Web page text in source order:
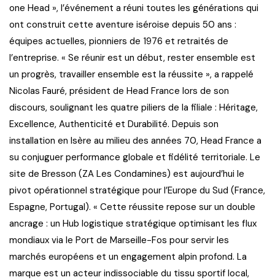
one Head », l’événement a réuni toutes les générations qui
ont construit cette aventure iséroise depuis 50 ans :
équipes actuelles, pionniers de 1976 et retraités de
l’entreprise. « Se réunir est un début, rester ensemble est
un progrès, travailler ensemble est la réussite », a rappelé
Nicolas Fauré, président de Head France lors de son
discours, soulignant les quatre piliers de la filiale : Héritage,
Excellence, Authenticité et Durabilité. Depuis son
installation en Isère au milieu des années 70, Head France a
su conjuguer performance globale et fidélité territoriale. Le
site de Bresson (ZA Les Condamines) est aujourd’hui le
pivot opérationnel stratégique pour l’Europe du Sud (France,
Espagne, Portugal). « Cette réussite repose sur un double
ancrage : un Hub logistique stratégique optimisant les flux
mondiaux via le Port de Marseille-Fos pour servir les
marchés européens et un engagement alpin profond. La
marque est un acteur indissociable du tissu sportif local,